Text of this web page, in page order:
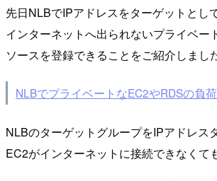
先日NLBでIPアドレスをターゲットとし
インターネットへ出られないプライベー
ソースを登録できることをご紹介しました
NLBでプライベートなEC2やRDSの負
NLBのターゲットグループをIPアドレス
EC2がインターネットに接続できなくて